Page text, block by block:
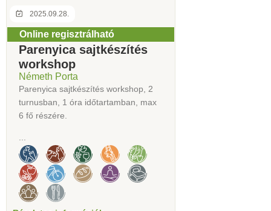
Online regisztrálható
2025.09.28.
Parenyica sajtkészítés
workshop
Németh Porta
Parenyica sajtkészítés workshop, 2
turnusban, 1 óra időtartamban, max
6 fő részére.
...